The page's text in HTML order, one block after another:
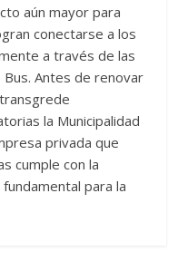
aún mayor para
conectarse a los
a través de las
Antes de renovar
la Municipalidad
privada que
cumple con la
para la